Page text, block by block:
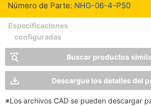
Número de Parte: NHG-06-4-P50
Especificaciones
configuradas
Buscar productos
Descargue los detalles del
※Los archivos CAD se pueden descargar